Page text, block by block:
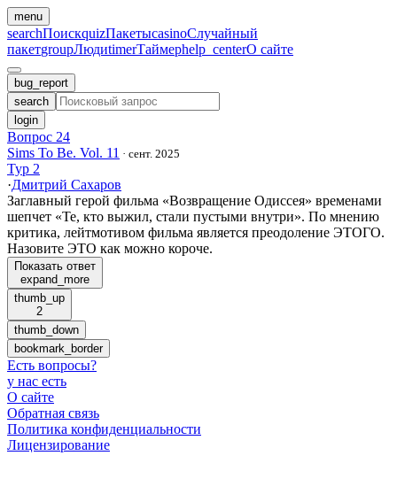
menu
searchПоискquizПакетыcasinoСлучайный
пакетgroupЛюдиtimerТаймерhelp_centerО сайте
bug_report
search
login
Вопрос 24
Sims To Be. Vol. 11 · сент. 2025
Тур 2
·Дмитрий Сахаров
Заглавный герой фильма «Возвращение Одиссея» временами
шепчет «Те, кто выжил, стали пустыми внутри». По мнению
критика, лейтмотивом фильма является преодоление ЭТОГО.
Назовите ЭТО как можно короче.
Показать ответ
expand_more
thumb_up
2
thumb_down
bookmark_border
Есть вопросы?
у нас есть
О сайте
Обратная связь
Политика конфиденциальности
Лицензирование